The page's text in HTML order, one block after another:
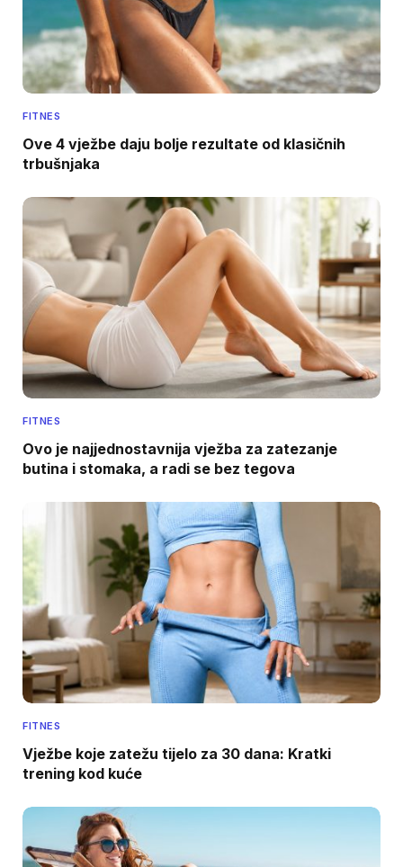
FITNES
Ove 4 vježbe daju bolje rezultate od klasičnih
trbušnjaka
FITNES
Ovo je najjednostavnija vježba za zatezanje
butina i stomaka, a radi se bez tegova
FITNES
Vježbe koje zatežu tijelo za 30 dana: Kratki
trening kod kuće